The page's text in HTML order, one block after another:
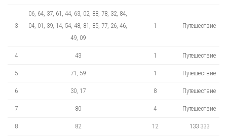
3
06, 64, 37, 61, 44, 63, 02, 88, 78, 32, 84,
04, 01, 39, 14, 54, 48, 81, 85, 77, 26, 46,
49, 09
1 Путешествие
4 43 1 Путешествие
5 71, 59 1 Путешествие
6 30, 17 8 Путешествие
7 80 4 Путешествие
8 82 12 133 333